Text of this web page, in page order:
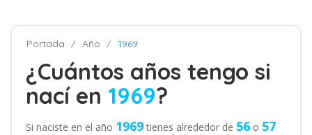
Portada Año 1969
¿Cuántos años tengo si
nací en 1969?
Si naciste en el año 1969tienes alrededor de 56 o 57